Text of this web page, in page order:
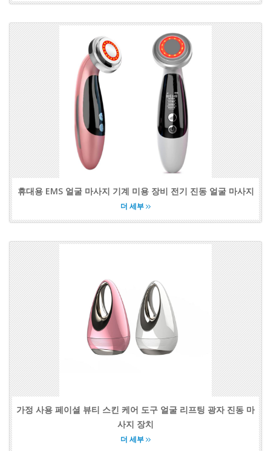
휴대용 EMS 얼굴 마사지 기계 미용 장비 전기 진동 얼굴 마사지
더 세부
가정 사용 페이셜 뷰티 스킨 케어 도구 얼굴 리프팅 광자 진동 마
사지 장치
더 세부